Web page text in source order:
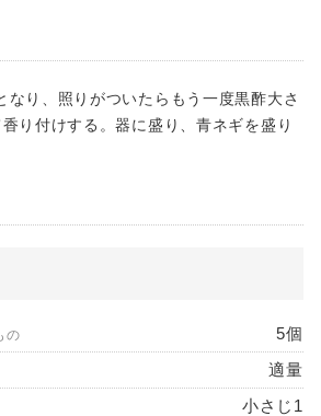
なり、照りがついたらもう一度黒酢大さ
り付けする。器に盛り、青ネギを盛り
の
5個
適量
小さじ1